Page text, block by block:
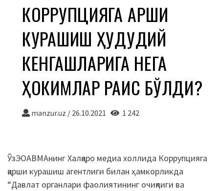
КОРРУПЦИЯГА ҚАРШИ
КУРАШИШ ҲУДУДИЙ
КЕНГАШЛАРИГА НЕГА
ҲОКИМЛАР РАИС БЎЛДИ?
manzur.uz / 26.10.2021 1 242
ЎзЭОАВМАнинг Халқаро медиа холлида Коррупцияга
қарши курашиш агентлиги билан ҳамкорликда
“Давлат органлари фаолиятининг очиқлиги ва